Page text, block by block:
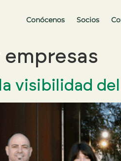
Conócenos Socios
empresas
visibilidad